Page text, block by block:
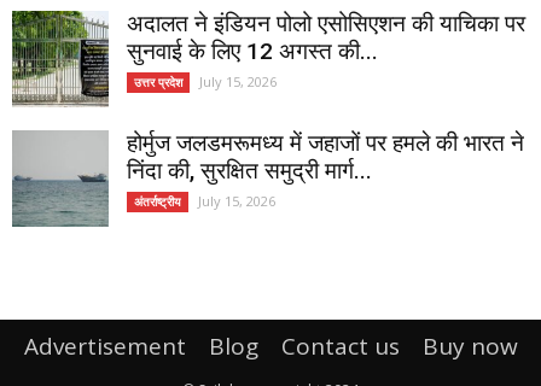
अदालत ने इंडियन पोलो एसोसिएशन की याचिका पर
सुनवाई के लिए 12 अगस्त की...
उत्तर प्रदेश July 15, 2026
होर्मुज जलडमरूमध्य में जहाजों पर हमले की भारत ने
निंदा की, सुरक्षित समुद्री मार्ग...
अंतर्राष्ट्रीय July 15, 2026
Advertisement Blog Contact us Buy now